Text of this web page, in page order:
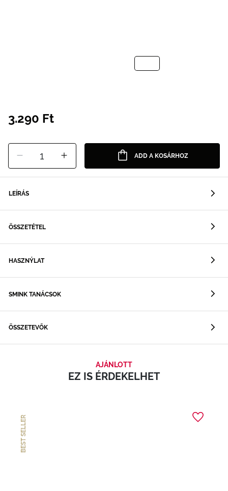
3.290 Ft
1 ADD A KOSÁRHOZ
LEÍRÁS
ÖSSZETÉTEL
HASZNÝLAT
SMINK TANÁCSOK
ÖSSZETEVŐK
AJÁNLOTT
EZ IS ÉRDEKELHET
BEST SELLER